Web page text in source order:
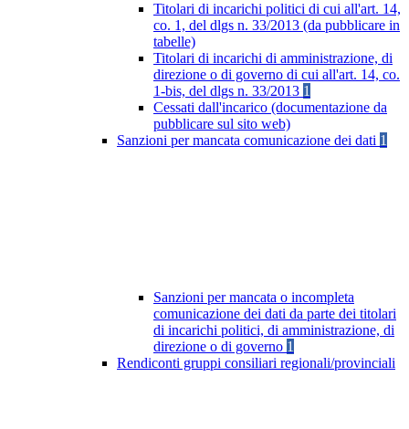
Titolari di incarichi politici di cui all'art. 14,
co. 1, del dlgs n. 33/2013 (da pubblicare in
tabelle)
Titolari di incarichi di amministrazione, di
direzione o di governo di cui all'art. 14, co.
1-bis, del dlgs n. 33/2013 1
Cessati dall'incarico (documentazione da
pubblicare sul sito web)
Sanzioni per mancata comunicazione dei dati 1
Sanzioni per mancata o incompleta
comunicazione dei dati da parte dei titolari
di incarichi politici, di amministrazione, di
direzione o di governo 1
Rendiconti gruppi consiliari regionali/provinciali